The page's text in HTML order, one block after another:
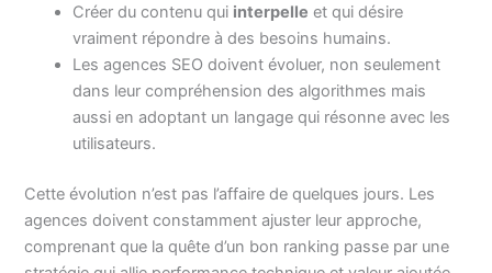
Créer du contenu qui interpelle et qui désire
vraiment répondre à des besoins humains.
Les agences SEO doivent évoluer, non seulement
dans leur compréhension des algorithmes mais
aussi en adoptant un langage qui résonne avec les
utilisateurs.
Cette évolution n’est pas l’affaire de quelques jours. Les
agences doivent constamment ajuster leur approche,
comprenant que la quête d’un bon ranking passe par une